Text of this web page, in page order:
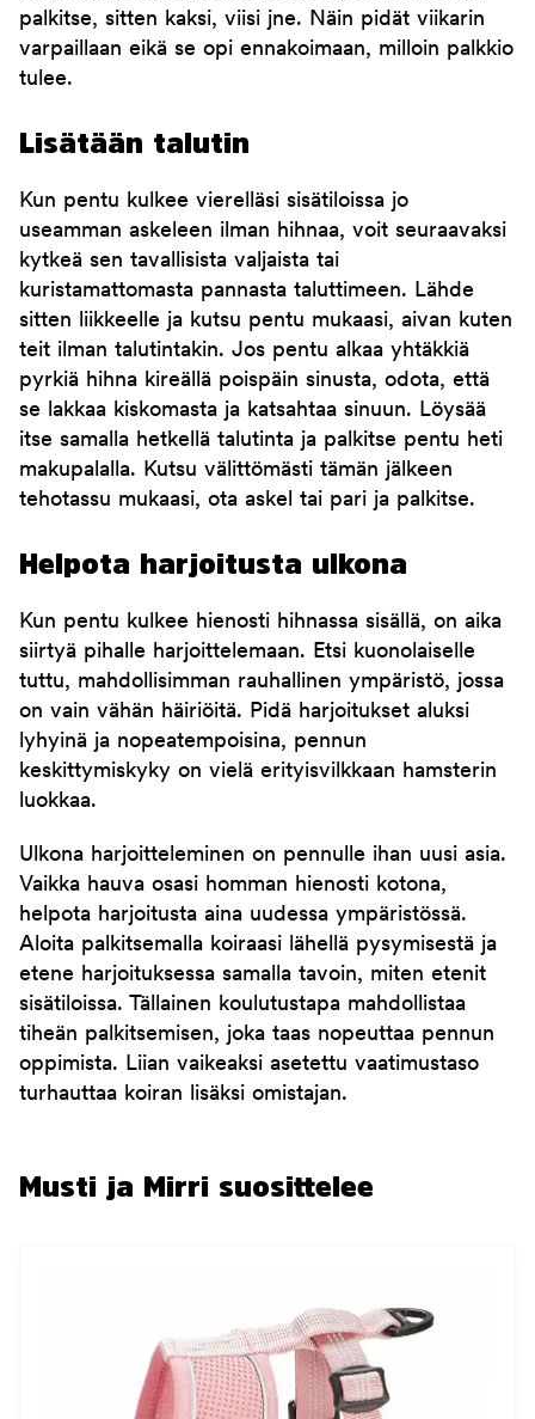
palkitse, sitten kaksi, viisi jne. Näin pidät viikarin
varpaillaan eikä se opi ennakoimaan, milloin palkkio
tulee.
Lisätään talutin
Kun pentu kulkee vierelläsi sisätiloissa jo
useamman askeleen ilman hihnaa, voit seuraavaksi
kytkeä sen tavallisista valjaista tai
kuristamattomasta pannasta taluttimeen. Lähde
sitten liikkeelle ja kutsu pentu mukaasi, aivan kuten
teit ilman talutintakin. Jos pentu alkaa yhtäkkiä
pyrkiä hihna kireällä poispäin sinusta, odota, että
se lakkaa kiskomasta ja katsahtaa sinuun. Löysää
itse samalla hetkellä talutinta ja palkitse pentu heti
makupalalla. Kutsu välittömästi tämän jälkeen
tehotassu mukaasi, ota askel tai pari ja palkitse.
Helpota harjoitusta ulkona
Kun pentu kulkee hienosti hihnassa sisällä, on aika
siirtyä pihalle harjoittelemaan. Etsi kuonolaiselle
tuttu, mahdollisimman rauhallinen ympäristö, jossa
on vain vähän häiriöitä. Pidä harjoitukset aluksi
lyhyinä ja nopeatempoisina, pennun
keskittymiskyky on vielä erityisvilkkaan hamsterin
luokkaa.
Ulkona harjoitteleminen on pennulle ihan uusi asia.
Vaikka hauva osasi homman hienosti kotona,
helpota harjoitusta aina uudessa ympäristössä.
Aloita palkitsemalla koiraasi lähellä pysymisestä ja
etene harjoituksessa samalla tavoin, miten etenit
sisätiloissa. Tällainen koulutustapa mahdollistaa
tiheän palkitsemisen, joka taas nopeuttaa pennun
oppimista. Liian vaikeaksi asetettu vaatimustaso
turhauttaa koiran lisäksi omistajan.
Musti ja Mirri suosittelee